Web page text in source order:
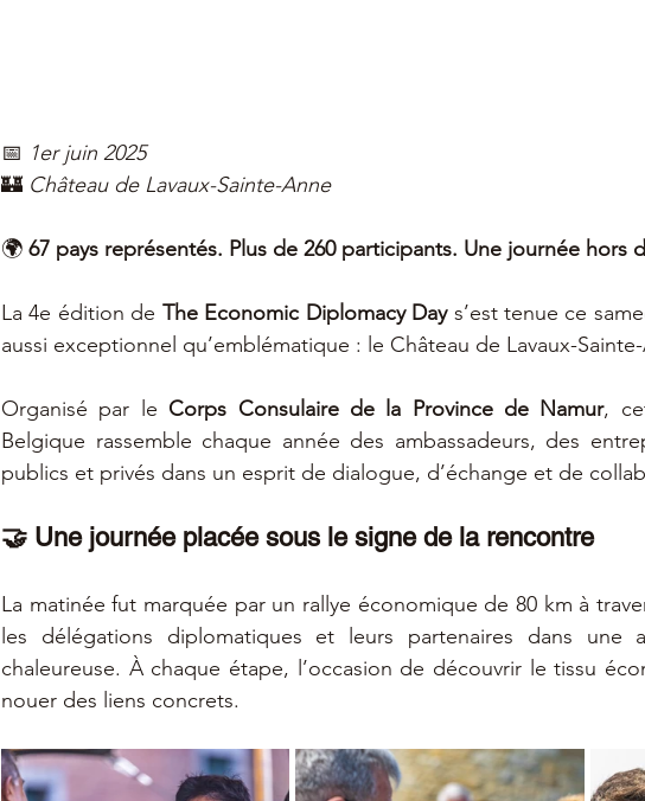
📅 1er juin 2025
🏰 Château de Lavaux-Sainte-Anne
🌍 67 pays représentés. Plus de 260 participants. Une journée hors
La 4e édition de The Economic Diplomacy Day s’est tenue ce
aussi exceptionnel qu’emblématique : le Château de Lavaux-
Organisé par le Corps Consulaire de la Province de Namur,
Belgique rassemble chaque année des ambassadeurs, des
publics et privés dans un esprit de dialogue, d’échange et de
🤝 Une journée placée sous le signe de la rencontre
La matinée fut marquée par un rallye économique de 80 km à
les délégations diplomatiques et leurs partenaires dans une
chaleureuse. À chaque étape, l’occasion de découvrir le tissu
nouer des liens concrets.